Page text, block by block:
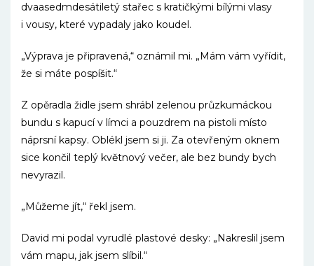
dvaasedmdesátiletý stařec s kratičkými bílými vlasy
i vousy, které vypadaly jako koudel.
„Výprava je připravená,“ oznámil mi. „Mám vám vyřídit,
že si máte pospíšit.“
Z opěradla židle jsem shrábl zelenou průzkumáckou
bundu s kapucí v límci a pouzdrem na pistoli místo
náprsní kapsy. Oblékl jsem si ji. Za otevřeným oknem
sice končil teplý květnový večer, ale bez bundy bych
nevyrazil.
„Můžeme jít,“ řekl jsem.
David mi podal vyrudlé plastové desky: „Nakreslil jsem
vám mapu, jak jsem slíbil.“